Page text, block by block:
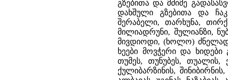
გზებითა და მძიმე
დახშული გზებითა და
შერაბელი, თარხუნა,
მილიადრუნი, შულიანზი,
მივდიოდი, (ხოლო) ძნელად
ხეები მოვჭერი და
თუმეს, თუნუბეს, თუალის,
ქულიბარზინის,